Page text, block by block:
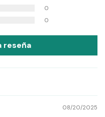
0
0
reseña
08/20/2025